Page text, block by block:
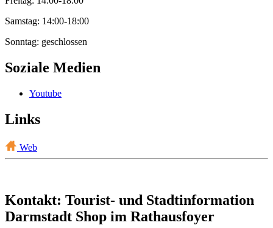
Samstag: 14:00-18:00
Sonntag: geschlossen
Soziale Medien
Youtube
Links
Web
Kontakt: Tourist- und Stadtinformation
Darmstadt Shop im Rathausfoyer